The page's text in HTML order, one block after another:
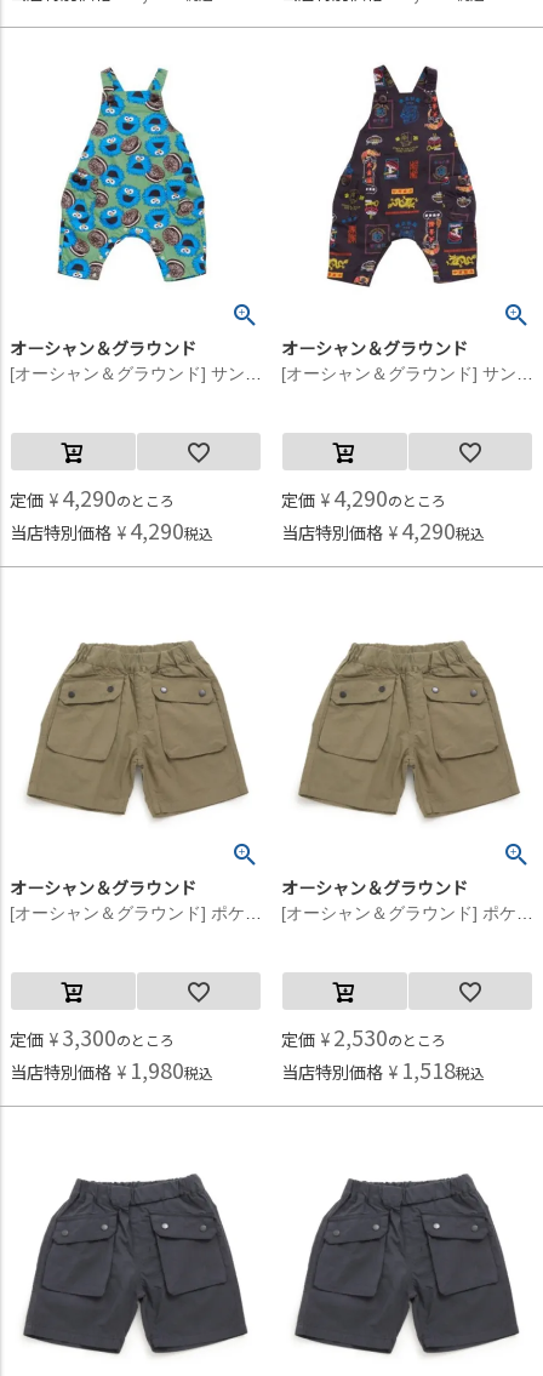
オーシャン＆グラウンド
定価 ¥ 4,290のところ
当店特別価格 ¥ 4,290税込
オーシャン＆グラウンド
定価 ¥ 4,290のところ
当店特別価格 ¥ 4,290税込
オーシャン＆グラウンド
定価 ¥ 3,300のところ
当店特別価格 ¥ 1,980税込
オーシャン＆グラウンド
定価 ¥ 2,530のところ
当店特別価格 ¥ 1,518税込